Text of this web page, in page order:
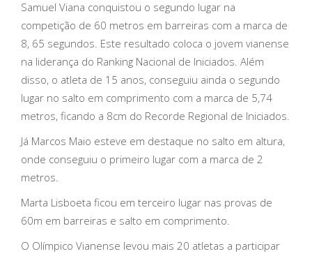
Samuel Viana conquistou o segundo lugar na
competição de 60 metros em barreiras com a marca de
8, 65 segundos. Este resultado coloca o jovem vianense
na liderança do Ranking Nacional de Iniciados. Além
disso, o atleta de 15 anos, conseguiu ainda o segundo
lugar no salto em comprimento com a marca de 5,74
metros, ficando a 8cm do Recorde Regional de Iniciados.
Já Marcos Maio esteve em destaque no salto em altura,
onde conseguiu o primeiro lugar com a marca de 2
metros.
Marta Lisboeta ficou em terceiro lugar nas provas de
60m em barreiras e salto em comprimento.
O Olímpico Vianense levou mais 20 atletas a participar